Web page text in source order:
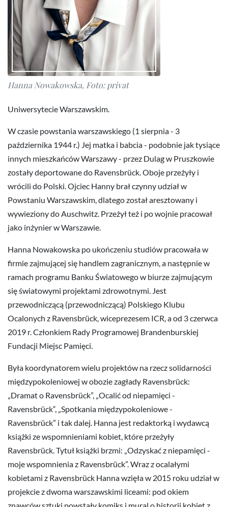
Hanna Nowakowska, Foto: privat
Uniwersytecie Warszawskim.
W czasie powstania warszawskiego (1 sierpnia - 3
października 1944 r.) Jej matka i babcia - podobnie jak tysiące
innych mieszkańców Warszawy - przez Dulag w Pruszkowie
zostały deportowane do Ravensbrück. Oboje przeżyły i
wrócili do Polski. Ojciec Hanny brał czynny udział w
Powstaniu Warszawskim, dlatego został aresztowany i
wywieziony do Auschwitz. Przeżył też i po wojnie pracował
jako inżynier w Warszawie.
Hanna Nowakowska po ukończeniu studiów pracowała w
firmie zajmującej się handlem zagranicznym, a następnie w
ramach programu Banku Światowego w biurze zajmującym
się światowymi projektami zdrowotnymi. Jest
przewodniczącą (przewodniczącą) Polskiego Klubu
Ocalonych z Ravensbrück, wiceprezesem ICR, a od 3 czerwca
2019 r. Członkiem Rady Programowej Brandenburskiej
Fundacji Miejsc Pamięci.
Była koordynatorem wielu projektów na rzecz solidarności
międzypokoleniowej w obozie zagłady Ravensbrück:
„Dramat o Ravensbrück”, „Ocalić od niepamięci -
Ravensbrück“, „Spotkania międzypokoleniowe -
Ravensbrück” i tak dalej. Hanna jest redaktorką i wydawcą
książki ze wspomnieniami kobiet, które przeżyły
Ravensbrück. Tytuł książki brzmi: „Odzyskać z niepamięci -
moje wspomnienia z Ravensbrück”. Wraz z ocalałymi
kobietami z Ravensbrück Hanna wzięła w 2015 roku udział w
projekcie z dwoma warszawskimi liceami: pod okiem